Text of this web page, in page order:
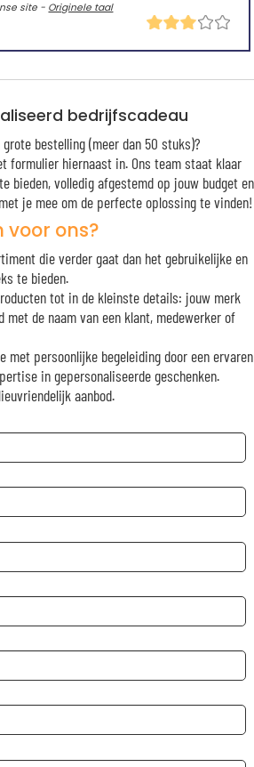
site - Originele taal
bedrijfscadeau
bestelling (meer dan 50 stuks)?
formulier hiernaast in. Ons team staat klaar
bieden, volledig afgestemd op jouw budget en
je mee om de perfecte oplossing te vinden!
voor ons?
die verder gaat dan het gebruikelijke en
te bieden.
tot in de kleinste details: jouw merk
met de naam van een klant, medewerker of
met persoonlijke begeleiding door een ervaren
in gepersonaliseerde geschenken.
aanbod.